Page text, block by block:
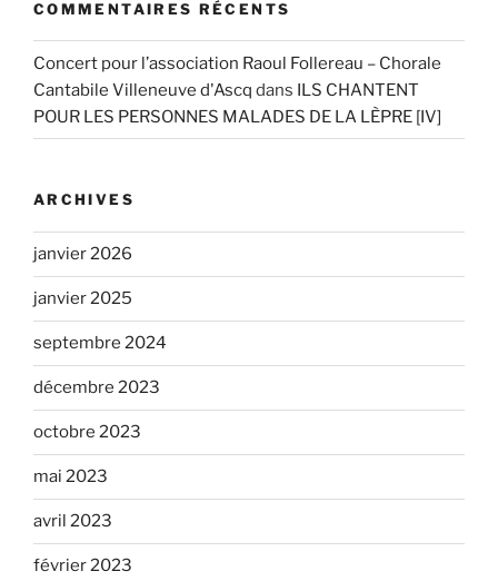
COMMENTAIRES RÉCENTS
Concert pour l’association Raoul Follereau – Chorale
Cantabile Villeneuve d'Ascq dans ILS CHANTENT
POUR LES PERSONNES MALADES DE LA LÈPRE [IV]
ARCHIVES
janvier 2026
janvier 2025
septembre 2024
décembre 2023
octobre 2023
mai 2023
avril 2023
février 2023